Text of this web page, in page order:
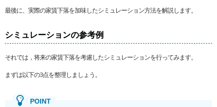
最後に、実際の家賃下落を加味したシミュレーション方法を解説します。
シミュレーションの参考例
それでは，将来の家賃下落を考慮したシミュレーションを行ってみます。
まずは以下の3点を整理しましょう。